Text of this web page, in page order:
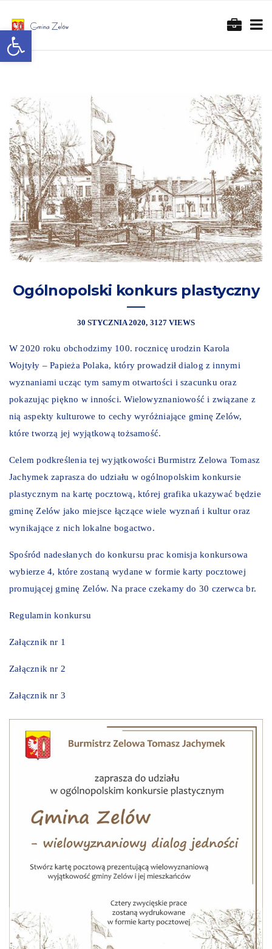
Otwórz pasek narzędzi
Ogólnopolski konkurs plastyczny
30 STYCZNIA 2020 3127 VIEWS
W 2020 roku obchodzimy 100. rocznicę urodzin Karola
Wojtyły – Papieża Polaka, który prowadził dialog z innymi
wyznaniami ucząc tym samym otwartości i szacunku oraz
pokazując piękno w inności. Wielowyznaniowość i związane z
nią aspekty kulturowe to cechy wyróżniające gminę Zelów,
które tworzą jej wyjątkową tożsamość.
Celem podkreślenia tej wyjątkowości Burmistrz Zelowa Tomasz
Jachymek zaprasza do udziału w ogólnopolskim konkursie
plastycznym na kartę pocztową, której grafika ukazywać będzie
gminę Zelów jako miejsce łączące wiele wyznań i kultur oraz
wynikające z nich lokalne bogactwo.
Spośród nadesłanych do konkursu prac komisja konkursowa
wybierze 4, które zostaną wydane w formie karty pocztowej
promującej gminę Zelów. Na prace czekamy do 30 czerwca br.
Regulamin konkursu
Załącznik nr 1
Załącznik nr 2
Załącznik nr 3